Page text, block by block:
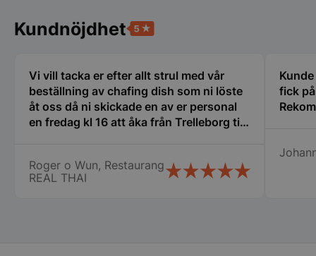
Kundnöjdhet
Vi vill tacka er efter allt strul med vår
beställning av chafing dish som ni löste
åt oss då ni skickade en av er personal
en fredag kl 16 att åka från Trelleborg till
vi fick våra chafing dish och räddade vår
stora catering idag lördag. Vi vill
Roger o Wun, Restaurang
REAL THAI
fick